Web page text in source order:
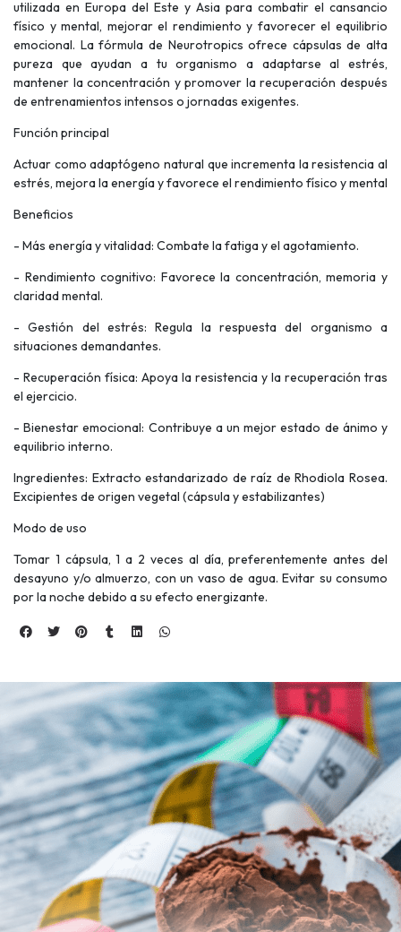
utilizada en Europa del Este y Asia para combatir el cansancio
físico y mental, mejorar el rendimiento y favorecer el equilibrio
emocional. La fórmula de Neurotropics ofrece cápsulas de alta
pureza que ayudan a tu organismo a adaptarse al estrés,
mantener la concentración y promover la recuperación después
de entrenamientos intensos o jornadas exigentes.
Función principal
Actuar como adaptógeno natural que incrementa la resistencia al
estrés, mejora la energía y favorece el rendimiento físico y mental
Beneficios
- Más energía y vitalidad: Combate la fatiga y el agotamiento.
- Rendimiento cognitivo: Favorece la concentración, memoria y
claridad mental.
- Gestión del estrés: Regula la respuesta del organismo a
situaciones demandantes.
- Recuperación física: Apoya la resistencia y la recuperación tras
el ejercicio.
- Bienestar emocional: Contribuye a un mejor estado de ánimo y
equilibrio interno.
Ingredientes: Extracto estandarizado de raíz de Rhodiola Rosea.
Excipientes de origen vegetal (cápsula y estabilizantes)
Modo de uso
Tomar 1 cápsula, 1 a 2 veces al día, preferentemente antes del
desayuno y/o almuerzo, con un vaso de agua. Evitar su consumo
por la noche debido a su efecto energizante.